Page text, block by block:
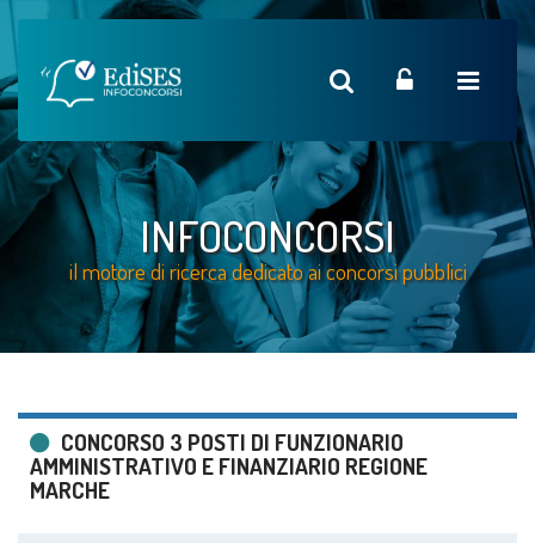
INFOCONCORSI
il motore di ricerca dedicato ai concorsi pubblici
CONCORSO 3 POSTI DI FUNZIONARIO
AMMINISTRATIVO E FINANZIARIO REGIONE
MARCHE